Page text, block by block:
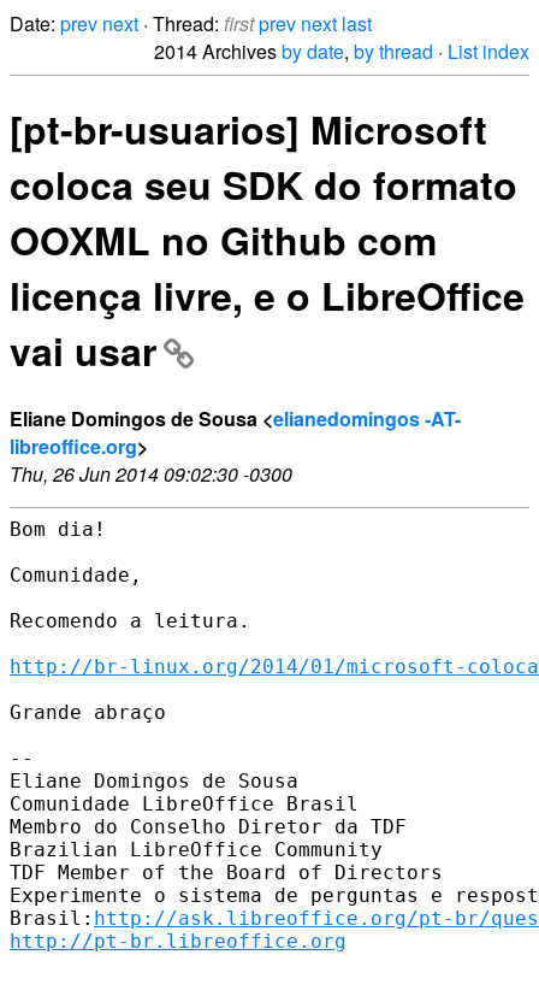
Date: prev next · Thread: firstprev next last
2014 Archivesby date, by thread · List index
[pt-br-usuarios] Microsoft
coloca seu SDK do formato
OOXML no Github com
licença livre, e o LibreOffice
vai usar
Eliane Domingos de Sousa <elianedomingos -AT-
libreoffice.org>
Thu, 26 Jun 2014 09:02:30 -0300
Bom dia!
Comunidade,
Recomendo a leitura.
http://br-linux.org/2014/01/microsoft-
Grande abraço
--
Eliane Domingos de Sousa
Comunidade LibreOffice Brasil
Membro do Conselho Diretor da TDF
Brazilian LibreOffice Community
TDF Member of the Board of Directors
Experimente o sistema de perguntas e
Brasil: http://ask.libreoffice.org/pt-br/
http://pt-br.libreoffice.org